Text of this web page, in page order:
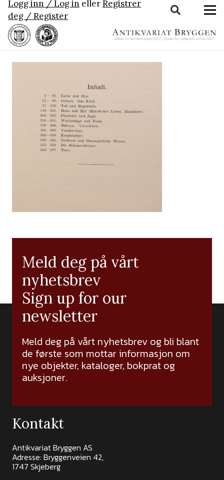
Logg inn / Log in ellerRegistrer
deg / Register
Meld deg på vårt
nyhetsbrev
Sign up for our
newsletter
Meld deg på vårt nyhetsbrev og bli blant
de første som mottar informasjon om
nye objekter, kataloger, bokprat og
auksjoner.
Kontakt
Antikvariat Bryggen AS
Adresse: Bryggenveien 42,
1747 Skjeberg